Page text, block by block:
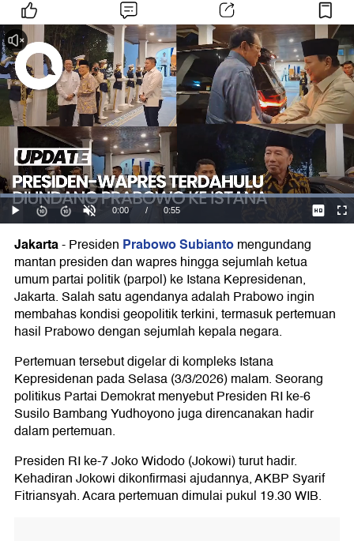
Jakarta-Presiden Prabowo Subiantomengundang
mantan presiden dan wapres hingga sejumlah ketua
umum partai politik (parpol) ke Istana Kepresidenan,
Jakarta. Salah satu agendanya adalah Prabowo ingin
membahas kondisi geopolitik terkini, termasuk pertemuan
hasil Prabowo dengan sejumlah kepala negara.
Pertemuan tersebut digelar di kompleks Istana
Kepresidenan pada Selasa (3/3/2026) malam. Seorang
politikus Partai Demokrat menyebut Presiden RI ke-6
Susilo Bambang Yudhoyono juga direncanakan hadir
dalam pertemuan.
Presiden RI ke-7 Joko Widodo (Jokowi) turut hadir.
Kehadiran Jokowi dikonfirmasi ajudannya, AKBP Syarif
Fitriansyah. Acara pertemuan dimulai pukul 19.30 WIB.